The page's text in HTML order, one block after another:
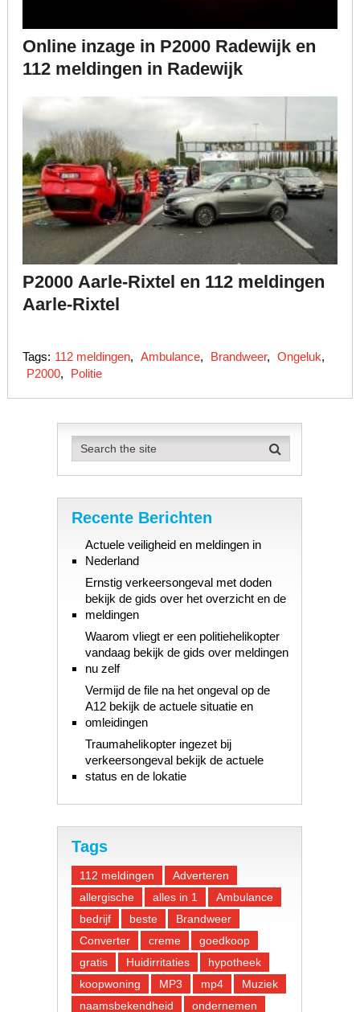
Online inzage in P2000 Radewijk en
112 meldingen in Radewijk
P2000 Aarle-Rixtel en 112 meldingen
Aarle-Rixtel
Tags: 112 meldingen, Ambulance, Brandweer, Ongeluk,
P2000, Politie
Recente Berichten
Actuele veiligheid en meldingen in
Nederland
Ernstig verkeersongeval met doden
bekijk de gids over het overzicht en de
meldingen
Waarom vliegt er een politiehelikopter
vandaag bekijk de gids over meldingen
nu zelf
Vermijd de file na het ongeval op de
A12 bekijk de actuele situatie en
omleidingen
Traumahelikopter ingezet bij
verkeersongeval bekijk de actuele
status en de lokatie
Tags
112 meldingen
Adverteren
allergische
alles in 1
Ambulance
bedrijf
beste
Brandweer
Converter
creme
goedkoop
gratis
Huidirritaties
hypotheek
koopwoning
MP3 mp4
Muziek
naamsbekendheid
ondernemen